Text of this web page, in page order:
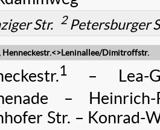
Str. 2Petersburger
Henneckestr.<>Leninallee/Dimitroffstr.
1 – Lea-
– Heinrich-
Str. – Konrad-